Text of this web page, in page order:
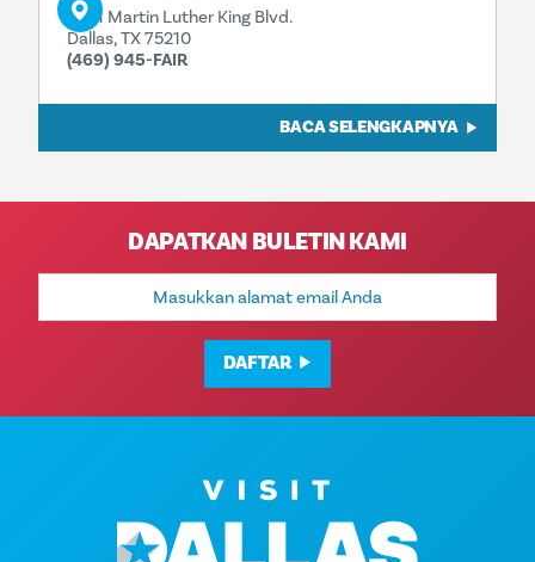
3921 Martin Luther King Blvd.
Dallas, TX 75210
(469) 945-FAIR
BACA SELENGKAPNYA
DAPATKAN BULETIN KAMI
Alamat
DAFTAR